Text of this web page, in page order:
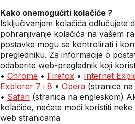
Kako onemogućiti kolačiće ?
Isključivanjem kolačića odlučujete
pohranjivanje kolačića na vašem
postavke mogu se kontrolirati i
pregledniku. Za informacije o
odaberite web-preglednik koji
• Chrome • Firefox • Internet
Explorer 7 i 8 • Opera (stranica
• Safari (stranica na engleskom)
kolačiće, nećete moći koristiti
web stranicama